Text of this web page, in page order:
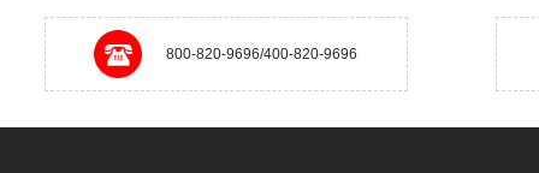
800-820-9696/400-820-9696